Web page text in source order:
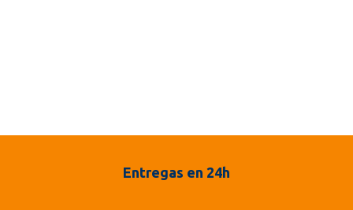
Entregas en 24h